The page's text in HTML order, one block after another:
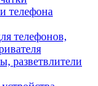
разветвлители